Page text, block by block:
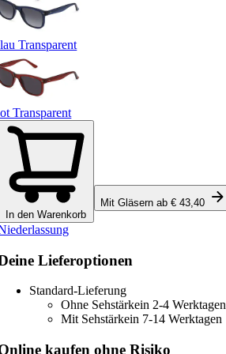
Transparent
Transparent
In den Warenkorb
Mit Gläsern ab € 43,40
Lieferoptionen
Standard-Lieferung
Ohne Sehstärkein 2-4 Werktagen
Mit Sehstärkein 7-14 Werktagen
kaufen ohne Risiko